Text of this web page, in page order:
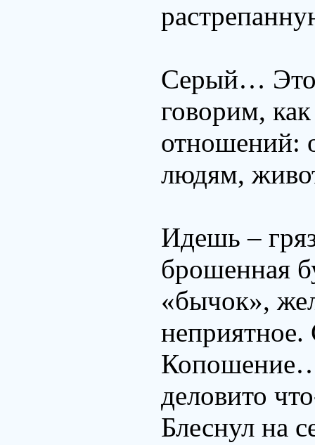
Серый… Это
говорим,
отношений:
людям,
Идешь –
брошенная
«бычок»,
деловито
Блеснул на